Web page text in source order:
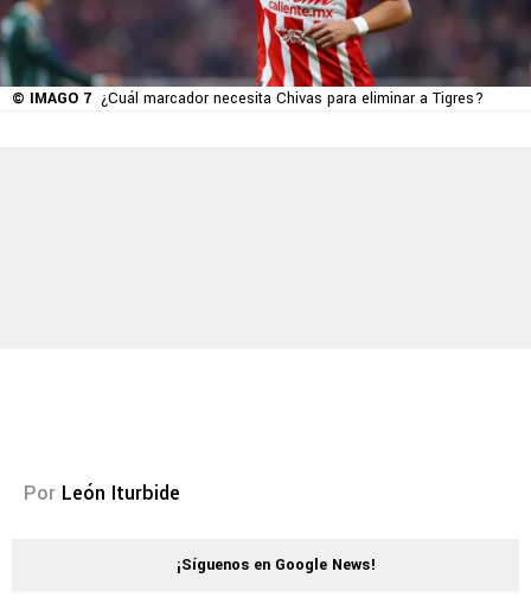
© IMAGO 7 ¿Cuál marcador necesita Chivas para eliminar a Tigres?
Por León Iturbide
¡Síguenos en Google News!